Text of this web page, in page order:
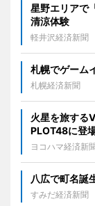
星野エリアで
清涼体験
軽井沢経済新聞
札幌でゲーム
札幌経済新聞
火星を旅する
PLOT48に登
ヨコハマ経済新
八広で町名
すみだ経済新聞